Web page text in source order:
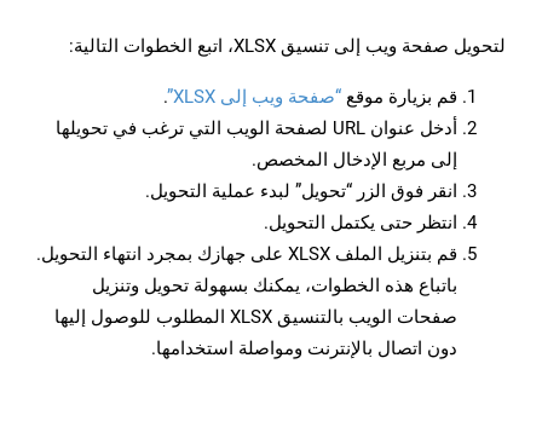
لتحويل صفحة ويب إلى تنسيق XLSX، اتبع الخطوات التالية:
قم بزيارة موقع “صفحة ويب إلى XLSX”
.
أدخل عنوان URL لصفحة الويب التي ترغب في تحويلها
إلى مربع الإدخال المخصص.
انقر فوق الزر “تحويل” لبدء عملية التحويل.
انتظر حتى يكتمل التحويل.
قم بتنزيل الملف XLSX على جهازك بمجرد انتهاء التحويل.
باتباع هذه الخطوات، يمكنك بسهولة تحويل وتنزيل
صفحات الويب بالتنسيق XLSX المطلوب للوصول إليها
دون اتصال بالإنترنت ومواصلة استخدامها.